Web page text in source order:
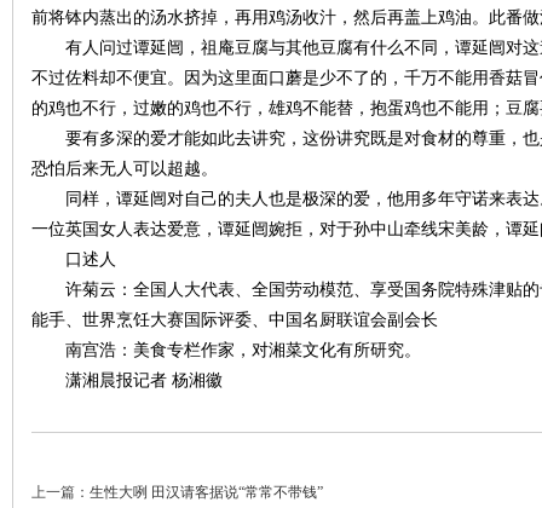
前将钵内蒸出的汤水挤掉，再用鸡汤收汁，然后再盖上鸡油。此番
有人问过谭延闿，祖庵豆腐与其他豆腐有什么不同，谭延闿对这
不过佐料却不便宜。因为这里面口蘑是少不了的，千万不能用香菇
的鸡也不行，过嫩的鸡也不行，雄鸡不能替，抱蛋鸡也不能用；豆
要有多深的爱才能如此去讲究，这份讲究既是对食材的尊重，也
恐怕后来无人可以超越。
同样，谭延闿对自己的夫人也是极深的爱，他用多年守诺来表达
一位英国女人表达爱意，谭延闿婉拒，对于孙中山牵线宋美龄，谭
口述人
许菊云：全国人大代表、全国劳动模范、享受国务院特殊津贴的
能手、世界烹饪大赛国际评委、中国名厨联谊会副会长
南宫浩：美食专栏作家，对湘菜文化有所研究。
潇湘晨报记者 杨湘徽
上一篇： 生性大咧 田汉请客据说“常常不带钱”